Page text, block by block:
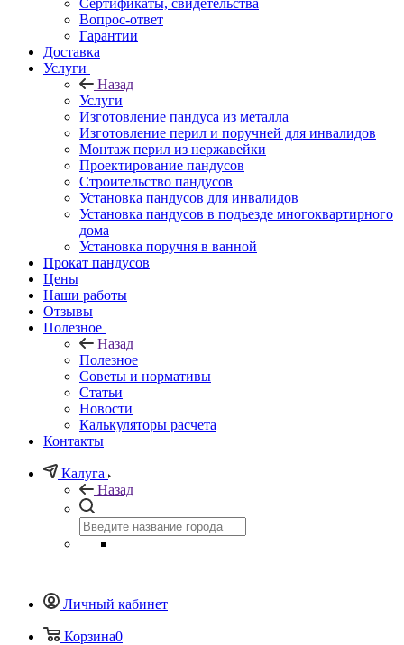
Сертификаты, свидетельства
Вопрос-ответ
Гарантии
Доставка
Услуги
Назад
Услуги
Изготовление пандуса из металла
Изготовление перил и поручней для инвалидов
Монтаж перил из нержавейки
Проектирование пандусов
Строительство пандусов
Установка пандусов для инвалидов
Установка пандусов в подъезде многоквартирного
дома
Установка поручня в ванной
Прокат пандусов
Цены
Наши работы
Отзывы
Полезное
Назад
Полезное
Советы и нормативы
Статьи
Новости
Калькуляторы расчета
Контакты
Калуга
Назад
Личный кабинет
Корзина0